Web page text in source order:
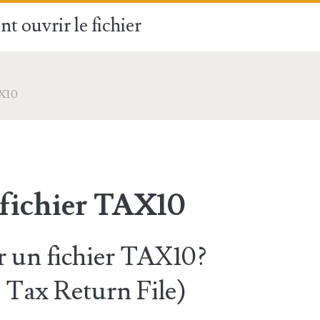
ouvrir le fichier
TAX10
fichier TAX10?
Return File)